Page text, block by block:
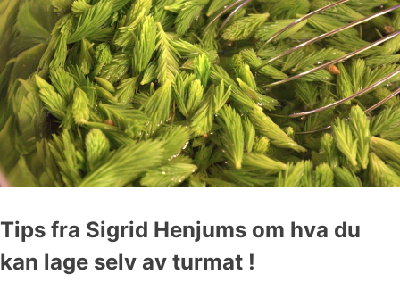
Tips fra Sigrid Henjums om hva du
kan lage selv av turmat !